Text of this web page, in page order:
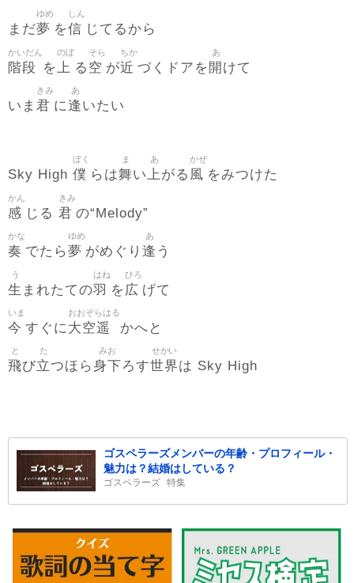
まだ夢
ゆめ
を信
しん
じてるから
階段
かいだん
を 上
のぼ
る 空
そら
が近
ちか
づくドアを 開
あ
けて
いま 君
きみ
に逢
あ
いたい
Sky High 僕
ぼく
らは舞
ま
い上
あ
がる 風
かぜ
をみつけた
感
かん
じる 君
きみ
の“Melody”
奏
かな
でたら夢
ゆめ
がめぐり 逢
あ
う
生
う
まれたての羽
はね
を 広
ひろ
げて
今
いま
すぐに大空遥
おおぞらはる
かへと
飛
と
び立
た
つほら身下
みお
ろす世界
せかい
は Sky High
ゴスペラーズメンバーの年齢・プロフィール・
魅力は？結婚はしている？
ゴスペラーズ 特集